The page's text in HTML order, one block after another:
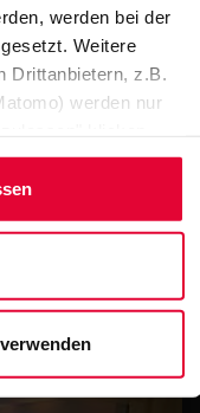
werden bei der
Weitere
Drittanbietern, z.B.
werden nur
auf "Nur
dazu
der Website) bzw.